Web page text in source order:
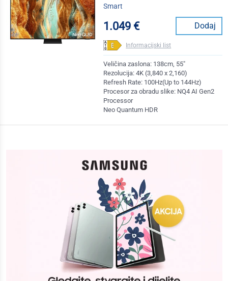
Smart
1.049 € Dodaj
Informacijski list
Veličina zaslona: 138cm, 55"
Rezolucija: 4K (3,840 x 2,160)
Refresh Rate: 100Hz(Up to 144Hz)
Procesor za obradu slike: NQ4 AI Gen2
Processor
Neo Quantum HDR